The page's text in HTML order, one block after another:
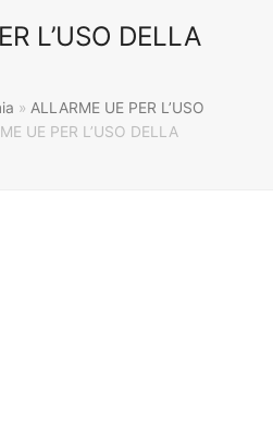
L’USO DELLA
» ALLARME UE PER L’USO
UE PER L’USO DELLA